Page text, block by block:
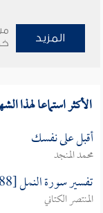
المزيد
الأكثر استماعا لهذا
أقبل على نفسك
محمد المنجد
تفسير سورة النمل [88-93]
المنتصر الكتاني